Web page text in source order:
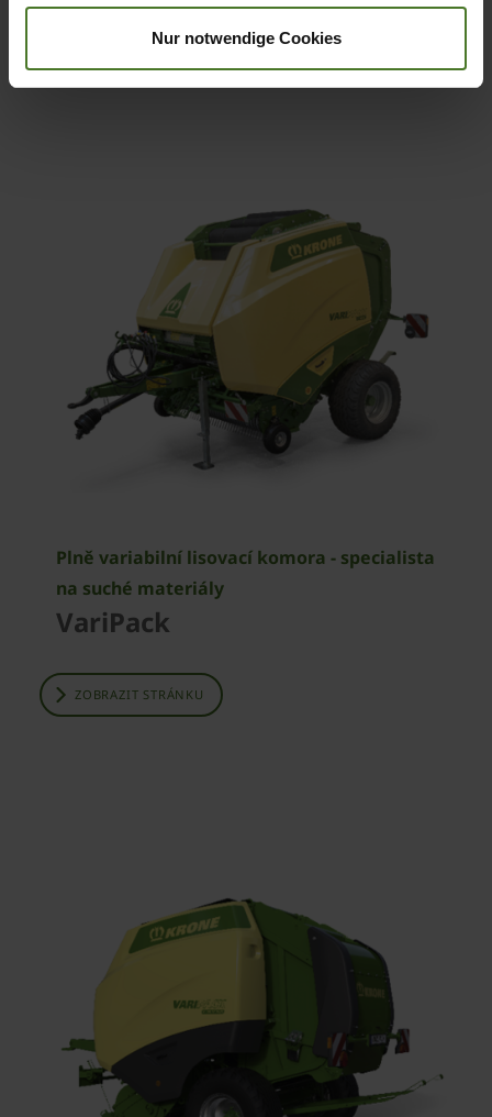
Nur notwendige Cookies
Plně variabilní lisovací komora - specialista
na suché materiály
VariPack
ZOBRAZIT STRÁNKU